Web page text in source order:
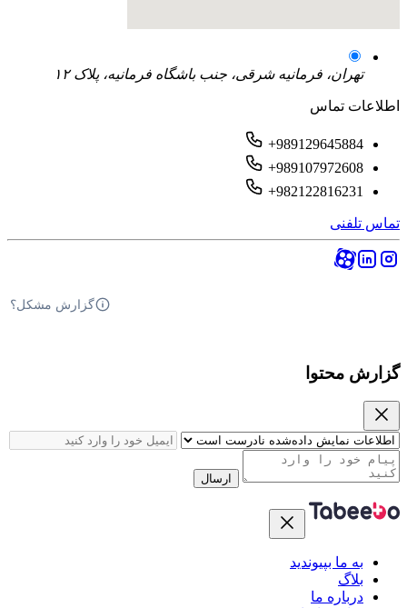
تهران، فرمانیه شرقی، جنب باشگاه فرمانیه، پلاک ۱۲
اطلاعات تماس
+989129645884
+989107972608
+982122816231
تماس تلفنی
گزارش مشکل؟
گزارش محتوا
ارسال
به ما بپیوندید
بلاگ
درباره ما